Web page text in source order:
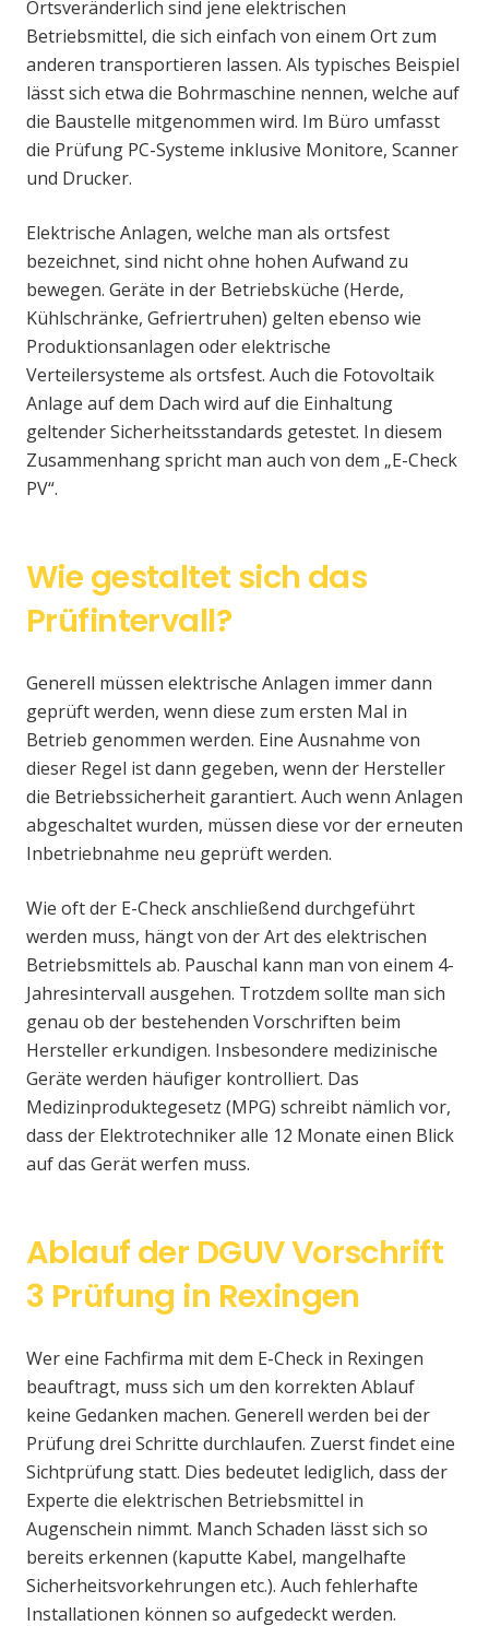
Ortsveränderlich sind jene elektrischen
Betriebsmittel, die sich einfach von einem Ort zum
anderen transportieren lassen. Als typisches Beispiel
lässt sich etwa die Bohrmaschine nennen, welche auf
die Baustelle mitgenommen wird. Im Büro umfasst
die Prüfung PC-Systeme inklusive Monitore, Scanner
und Drucker.
Elektrische Anlagen, welche man als ortsfest
bezeichnet, sind nicht ohne hohen Aufwand zu
bewegen. Geräte in der Betriebsküche (Herde,
Kühlschränke, Gefriertruhen) gelten ebenso wie
Produktionsanlagen oder elektrische
Verteilersysteme als ortsfest. Auch die Fotovoltaik
Anlage auf dem Dach wird auf die Einhaltung
geltender Sicherheitsstandards getestet. In diesem
Zusammenhang spricht man auch von dem „E-Check
PV“.
Wie gestaltet sich das
Prüfintervall?
Generell müssen elektrische Anlagen immer dann
geprüft werden, wenn diese zum ersten Mal in
Betrieb genommen werden. Eine Ausnahme von
dieser Regel ist dann gegeben, wenn der Hersteller
die Betriebssicherheit garantiert. Auch wenn Anlagen
abgeschaltet wurden, müssen diese vor der erneuten
Inbetriebnahme neu geprüft werden.
Wie oft der E-Check anschließend durchgeführt
werden muss, hängt von der Art des elektrischen
Betriebsmittels ab. Pauschal kann man von einem 4-
Jahresintervall ausgehen. Trotzdem sollte man sich
genau ob der bestehenden Vorschriften beim
Hersteller erkundigen. Insbesondere medizinische
Geräte werden häufiger kontrolliert. Das
Medizinproduktegesetz (MPG) schreibt nämlich vor,
dass der Elektrotechniker alle 12 Monate einen Blick
auf das Gerät werfen muss.
Ablauf der DGUV Vorschrift
3 Prüfung in Rexingen
Wer eine Fachfirma mit dem E-Check in Rexingen
beauftragt, muss sich um den korrekten Ablauf
keine Gedanken machen. Generell werden bei der
Prüfung drei Schritte durchlaufen. Zuerst findet eine
Sichtprüfung statt. Dies bedeutet lediglich, dass der
Experte die elektrischen Betriebsmittel in
Augenschein nimmt. Manch Schaden lässt sich so
bereits erkennen (kaputte Kabel, mangelhafte
Sicherheitsvorkehrungen etc.). Auch fehlerhafte
Installationen können so aufgedeckt werden.